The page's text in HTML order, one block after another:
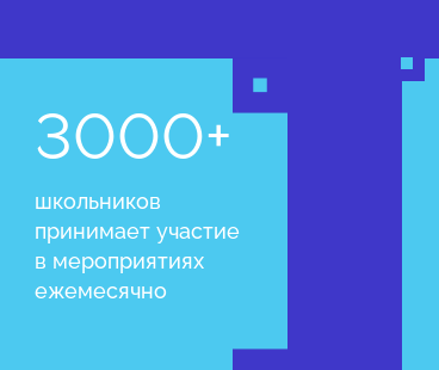
3000+
школьников
принимает участие
в мероприятиях
ежемесячно